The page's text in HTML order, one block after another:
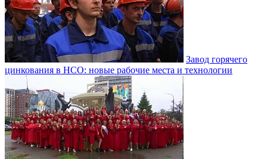
Завод горячего
цинкования в НСО: новые рабочие места и технологии